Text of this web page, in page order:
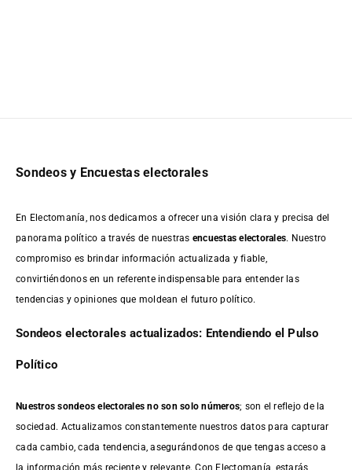
Sondeos y Encuestas electorales
En Electomanía, nos dedicamos a ofrecer una visión clara y precisa del
panorama político a través de nuestras encuestas electorales. Nuestro
compromiso es brindar información actualizada y fiable,
convirtiéndonos en un referente indispensable para entender las
tendencias y opiniones que moldean el futuro político.
Sondeos electorales actualizados: Entendiendo el Pulso
Político
Nuestros sondeos electorales no son solo números; son el reflejo de la
sociedad. Actualizamos constantemente nuestros datos para capturar
cada cambio, cada tendencia, asegurándonos de que tengas acceso a
la información más reciente y relevante. Con Electomanía, estarás